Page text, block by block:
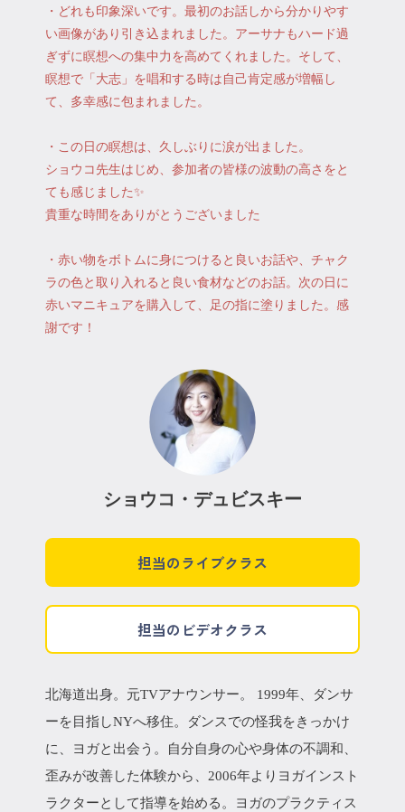
・どれも印象深いです。最初のお話しから分かりやす
い画像があり引き込まれました。アーサナもハード過
ぎずに瞑想への集中力を高めてくれました。そして、
瞑想で「大志」を唱和する時は自己肯定感が増幅し
て、多幸感に包まれました。
・この日の瞑想は、久しぶりに涙が出ました。
ショウコ先生はじめ、参加者の皆様の波動の高さをと
ても感じました✨
貴重な時間をありがとうございました
・赤い物をボトムに身につけると良いお話や、チャク
ラの色と取り入れると良い食材などのお話。次の日に
赤いマニキュアを購入して、足の指に塗りました。感
謝です！
ショウコ・デュビスキー
担当のライブクラス
担当のビデオクラス
北海道出身。元TVアナウンサー。 1999年、ダンサ
ーを目指しNYへ移住。ダンスでの怪我をきっかけ
に、ヨガと出会う。自分自身の心や身体の不調和、
歪みが改善した体験から、2006年よりヨガインスト
ラクターとして指導を始める。ヨガのプラクティス